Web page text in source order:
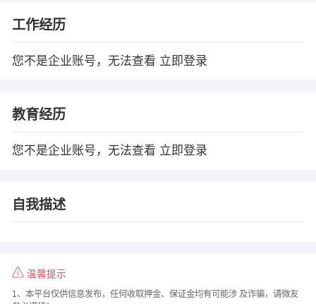
工作经历
您不是企业账号，无法查看 立即登录
教育经历
您不是企业账号，无法查看 立即登录
自我描述
温馨提示
1、本平台仅供信息发布，任何收取押金、保证金均有可能涉 及诈骗，请微友